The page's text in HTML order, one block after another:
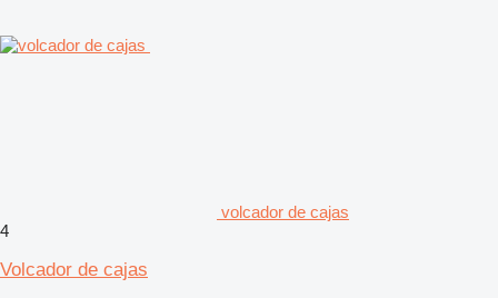
volcador de cajas
4
Volcador de cajas